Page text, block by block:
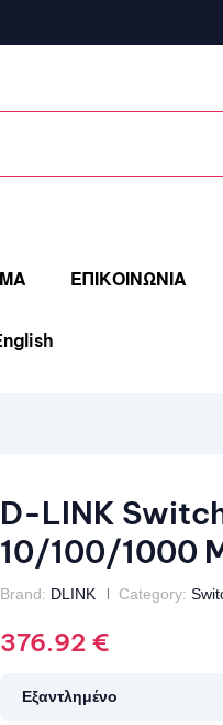
ΕΠΙΚΟΙΝΩΝΙΑ
D-LINK
10/100/1000
Brand: DLINK Category:
376.92 €
Εξαντλημένο